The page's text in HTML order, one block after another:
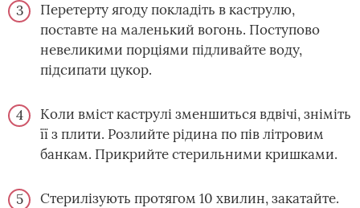
Перетерту ягоду покладіть в каструлю,
поставте на маленький вогонь. Поступово
невеликими порціями підливайте воду,
підсипати цукор.
Коли вміст каструлі зменшиться вдвічі, зніміть
її з плити. Розлийте рідина по пів літровим
банкам. Прикрийте стерильними кришками.
Стерилізують протягом 10 хвилин, закатайте.